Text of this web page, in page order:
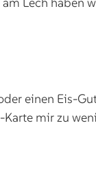
einen Eis-
mir zu